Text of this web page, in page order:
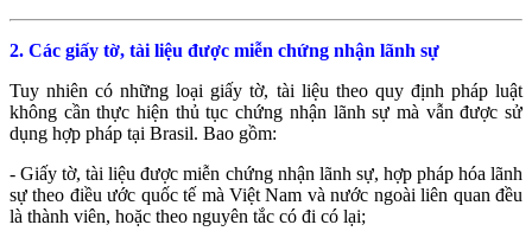
2. Các giấy tờ, tài liệu được miễn chứng nhận lãnh sự
Tuy nhiên có những loại giấy tờ, tài liệu theo quy định pháp luật
không cần thực hiện thủ tục chứng nhận lãnh sự mà vẫn được sử
dụng hợp pháp tại Brasil. Bao gồm:
- Giấy tờ, tài liệu được miễn chứng nhận lãnh sự, hợp pháp hóa lãnh
sự theo điều ước quốc tế mà Việt Nam và nước ngoài liên quan đều
là thành viên, hoặc theo nguyên tắc có đi có lại;